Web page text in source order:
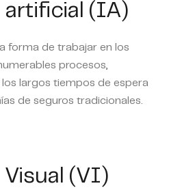
(IA)
forma de trabajar en los
procesos,
largos tiempos de espera
de seguros tradicionales.
(VI)